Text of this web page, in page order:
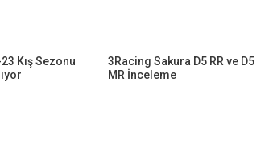
Kış Sezonu
3Racing Sakura D5 RR ve D5
MR İnceleme